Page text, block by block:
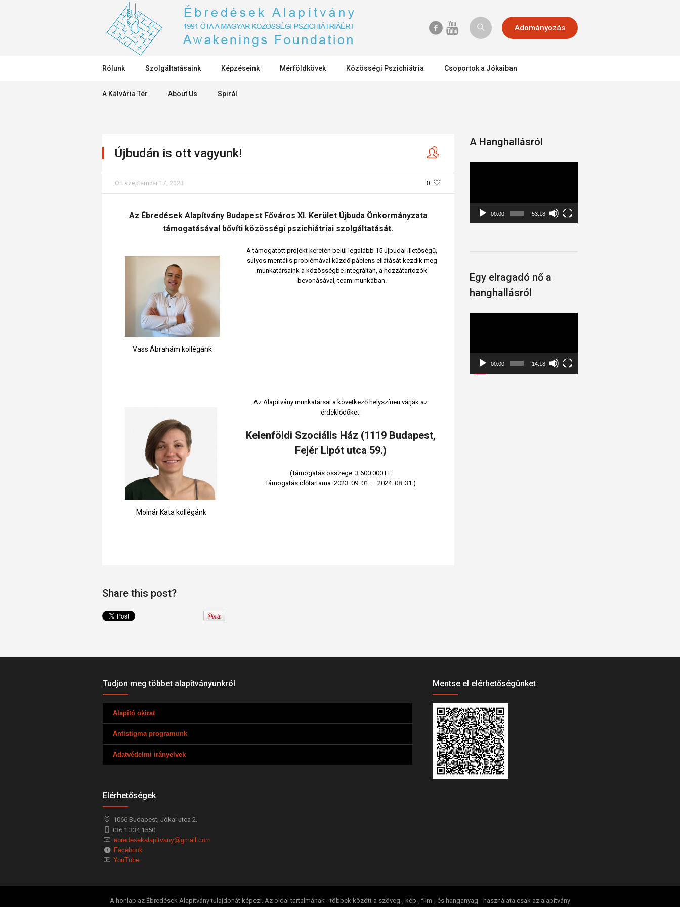
Adományozás
Rólunk Szolgáltatásaink Képzéseink Mérföldkövek Közösségi Pszichiátria Csoportok a Jókaiban
A Kálvária Tér About Us Spirál
Újbudán is ott vagyunk!
0
On szeptember 17, 2023
Az Ébredések Alapítvány Budapest Főváros XI. Kerület Újbuda Önkormányzata
támogatásával bővíti közösségi pszichiátriai szolgáltatását.
Vass Ábrahám kollégánk
A támogatott projekt keretén belül legalább 15 újbudai illetőségű,
súlyos mentális problémával küzdő páciens ellátását kezdik meg
munkatársaink a közösségbe integráltan, a hozzátartozók
bevonásával, team-munkában.
Molnár Kata kollégánk
Az Alapítvány munkatársai a következő helyszínen várják az
érdeklődőket:
Kelenföldi Szociális Ház (1119 Budapest,
Fejér Lipót utca 59.)
(Támogatás összege: 3.600.000 Ft.
Támogatás időtartama: 2023. 09. 01. – 2024. 08. 31.)
Share this post?
A Hanghallásról
00:00 53:18
Egy elragadó nő a
hanghallásról
00:00 14:18
Tudjon meg többet alapítványunkról
Alapító okirat
Antistigma programunk
Adatvédelmi irányelvek
Mentse el elérhetőségünket
Elérhetőségek
1066Budapest, Jókai utca 2.
+36 1 334 1550
ebredesekalapitvany@gmail.com
Facebook
YouTube
A honlap az Ébredések Alapítvány tulajdonát képezi. Az oldal tartalmának - többek között a szöveg-, kép-, film-, és hanganyag - használata csak az alapítvány